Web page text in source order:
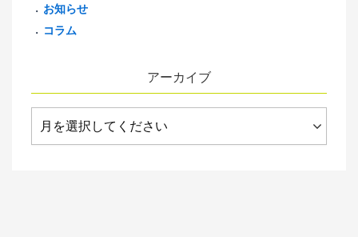
お知らせ
コラム
アーカイブ